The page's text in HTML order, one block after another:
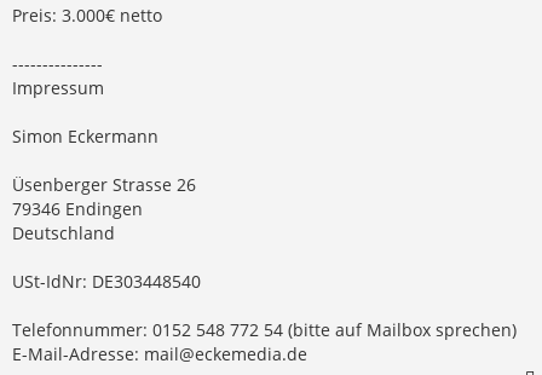
Preis: 3.000€ netto
---------------
Impressum
Simon Eckermann
Üsenberger Strasse 26
79346 Endingen
Deutschland
USt-IdNr: DE303448540
Telefonnummer: 0152 548 772 54 (bitte auf Mailbox sprechen)
E-Mail-Adresse: mail@eckemedia.de